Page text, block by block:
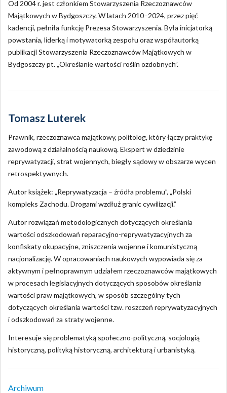
Od 2004 r. jest członkiem Stowarzyszenia Rzeczoznawców
Majątkowych w Bydgoszczy. W latach 2010–2024, przez pięć
kadencji, pełniła funkcję Prezesa Stowarzyszenia. Była inicjatorką
powstania, liderką i motywatorką zespołu oraz współautorką
publikacji Stowarzyszenia Rzeczoznawców Majątkowych w
Bydgoszczy pt. „Określanie wartości roślin ozdobnych”.
Tomasz Luterek
Prawnik, rzeczoznawca majątkowy, politolog, który łączy praktykę
zawodową z działalnością naukową. Ekspert w dziedzinie
reprywatyzacji, strat wojennych, biegły sądowy w obszarze wycen
retrospektywnych.
Autor książek: „Reprywatyzacja – źródła problemu”, „Polski
kompleks Zachodu. Drogami wzdłuż granic cywilizacji.”
Autor rozwiązań metodologicznych dotyczących określania
wartości odszkodowań reparacyjno-reprywatyzacyjnych za
konfiskaty okupacyjne, zniszczenia wojenne i komunistyczną
nacjonalizację. W opracowaniach naukowych wypowiada się za
aktywnym i pełnoprawnym udziałem rzeczoznawców majątkowych
w procesach legislacyjnych dotyczących sposobów określania
wartości praw majątkowych, w sposób szczególny tych
dotyczących określania wartości tzw. roszczeń reprywatyzacyjnych
i odszkodowań za straty wojenne.
Interesuje się problematyką społeczno-polityczną, socjologią
historyczną, polityką historyczną, architekturą i urbanistyką.
Archiwum